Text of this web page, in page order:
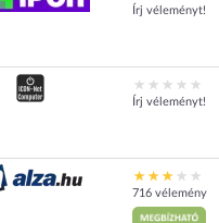
Írj véleményt!
Írj véleményt!
716 vélemény